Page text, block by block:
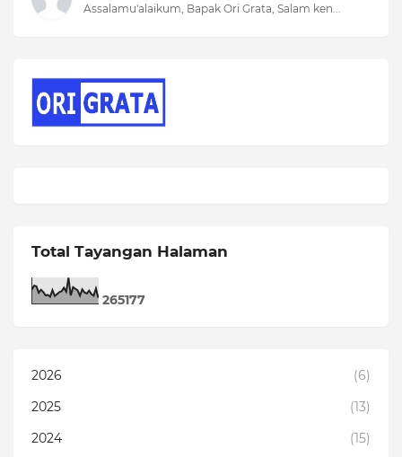
Assalamu'alaikum, Bapak Ori Grata, Salam ken...
Total Tayangan Halaman
265177
2026
(6)
2025
(13)
2024
(15)